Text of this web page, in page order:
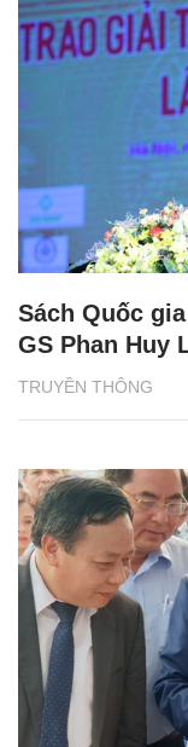
TRUYỀN THÔNG
Sách Quốc
GS Phan Huy